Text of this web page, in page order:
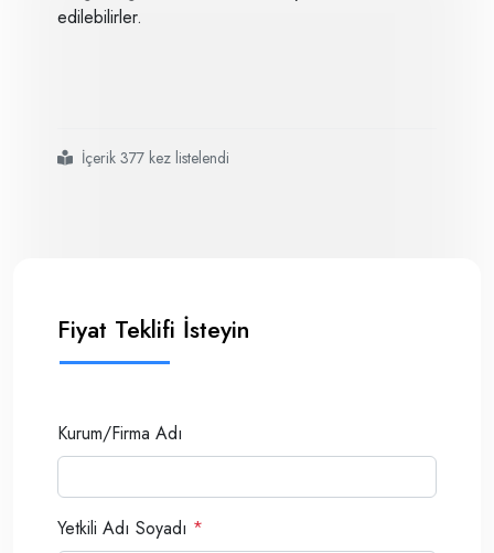
edilebilirler.
#heidolph heat
#
#
#bu pakette multi
#
#
#
#50 ml ve 100 ml yuvarlak tabanlı şişeler için uygundur
#
#
#
#
#heat
#
# İçerik 377 kez listelendi
Fiyat Teklifi İsteyin
Kurum/Firma Adı
Yetkili Adı Soyadı *